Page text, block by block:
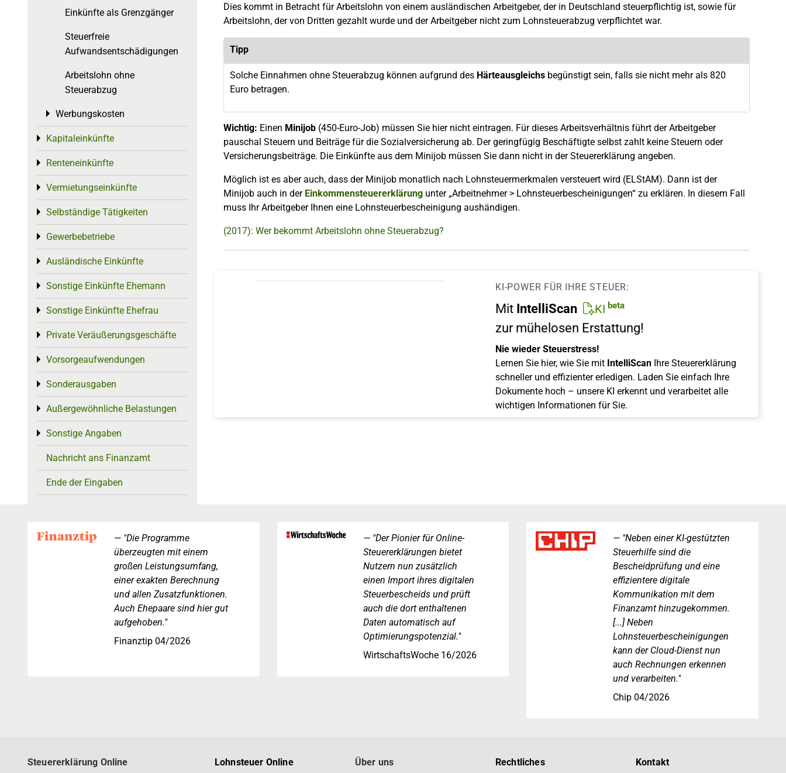
Dies kommt in Betracht für Arbeitslohn von einem ausländischen Arbeitgeber, der in Deutschland steuerpflichtig ist, sowie für
Arbeitslohn, der von Dritten gezahlt wurde und der Arbeitgeber nicht zum Lohnsteuerabzug verpflichtet war.
Tipp
Solche Einnahmen ohne Steuerabzug können aufgrund des Härteausgleichs begünstigt sein, falls sie nicht mehr als 820
Euro betragen.
Wichtig: Einen Minijob (450-Euro-Job) müssen Sie hier nicht eintragen. Für dieses Arbeitsverhältnis führt der Arbeitgeber
pauschal Steuern und Beiträge für die Sozialversicherung ab. Der geringfügig Beschäftigte selbst zahlt keine Steuern oder
Versicherungsbeiträge. Die Einkünfte aus dem Minijob müssen Sie dann nicht in der Steuererklärung angeben.
Möglich ist es aber auch, dass der Minijob monatlich nach Lohnsteuermerkmalen versteuert wird (ELStAM). Dann ist der
Minijob auch in der Einkommensteuererklärung unter „Arbeitnehmer > Lohnsteuerbescheinigungen“ zu erklären. In diesem Fall
muss Ihr Arbeitgeber Ihnen eine Lohnsteuerbescheinigung aushändigen.
(2017): Wer bekommt Arbeitslohn ohne Steuerabzug?
KI-POWER FÜR IHRE STEUER:
Mit IntelliScan KI beta
zur mühelosen Erstattung!
Nie wieder Steuerstress!
Lernen Sie hier, wie Sie mit IntelliScan Ihre Steuererklärung
schneller und effizienter erledigen. Laden Sie einfach Ihre
Dokumente hoch – unsere KI erkennt und verarbeitet alle
wichtigen Informationen für Sie.
Einkünfte als Grenzgänger
Steuerfreie
Aufwandsentschädigungen
Arbeitslohn ohne
Steuerabzug
Werbungskosten
Toggle menu
Kapitaleinkünfte
Toggle menu
Renteneinkünfte
Toggle menu
Vermietungseinkünfte
Toggle menu
Selbständige Tätigkeiten
Toggle menu
Gewerbebetriebe
Toggle menu
Ausländische Einkünfte
Toggle menu
Sonstige Einkünfte Ehemann
Toggle menu
Sonstige Einkünfte Ehefrau
Toggle menu
Private Veräußerungsgeschäfte
Toggle menu
Vorsorgeaufwendungen
Toggle menu
Sonderausgaben
Toggle menu
Außergewöhnliche Belastungen
Toggle menu
Sonstige Angaben
Toggle menu
Nachricht ans Finanzamt
Ende der Eingaben
"Die Programme
überzeugten mit einem
großen Leistungsumfang,
einer exakten Berechnung
und allen Zusatzfunktionen.
Auch Ehepaare sind hier gut
aufgehoben."
Finanztip 04/2026
"Der Pionier für Online-
Steuererklärungen bietet
Nutzern nun zusätzlich
einen Import ihres digitalen
Steuerbescheids und prüft
auch die dort enthaltenen
Daten automatisch auf
Optimierungspotenzial."
WirtschaftsWoche 16/2026
"Neben einer KI-gestützten
Steuerhilfe sind die
Bescheidprüfung und eine
effizientere digitale
Kommunikation mit dem
Finanzamt hinzugekommen.
[...] Neben
Lohnsteuerbescheinigungen
kann der Cloud-Dienst nun
auch Rechnungen erkennen
und verarbeiten."
Chip 04/2026
Steuererklärung Online Lohnsteuer Online Über uns Rechtliches Kontakt